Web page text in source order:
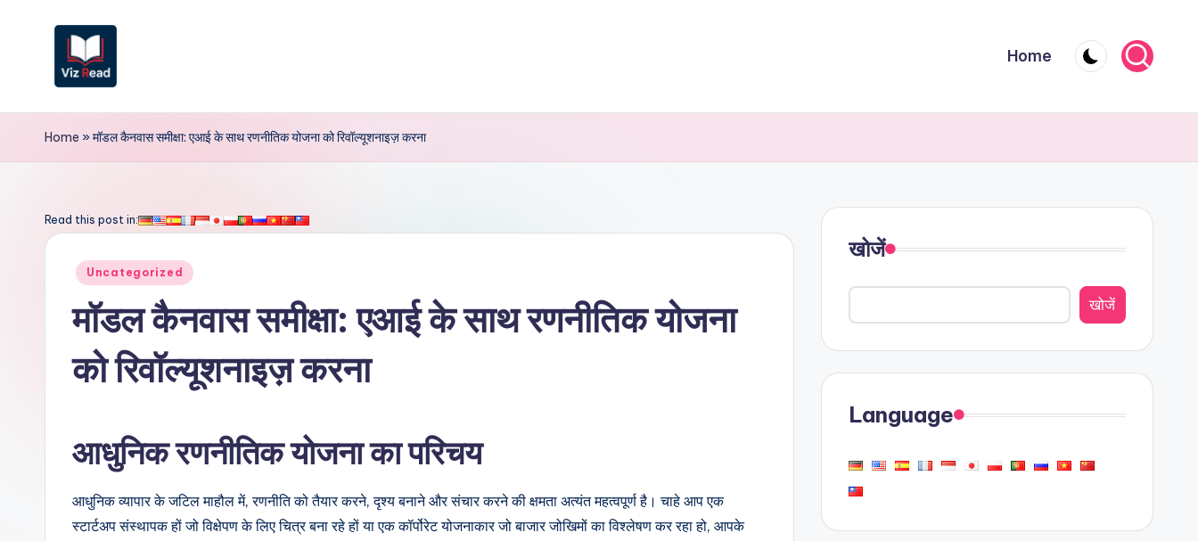
V
iz
e
Home
Home »मॉडल कैनवास समीक्षा: एआई के साथ रणनीतिक योजना को रिवॉल्यूशनाइज़ करना
Read this post in:
Posted
Uncategorized
मॉडल कैनवास समीक्षा: एआई के साथ रणनीतिक योजना
को रिवॉल्यूशनाइज़ करना
आधुनिक रणनीतिक योजना का परिचय
आधुनिक व्यापार के जटिल माहौल में, रणनीति को तैयार करने, दृश्य बनाने और संचार करने की क्षमता अत्यंत महत्वपूर्ण है। चाहे आप एक
स्टार्टअप संस्थापक हों जो विक्षेपण के लिए चित्र बना रहे हों या एक कॉर्पोरेट योजनाकार जो बाजार जोखिमों का विश्लेषण कर रहा हो, आपके
खोजें
खोजें
Language